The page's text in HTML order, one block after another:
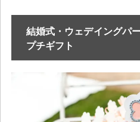
結婚式・ウェデイングパ
プチギフト